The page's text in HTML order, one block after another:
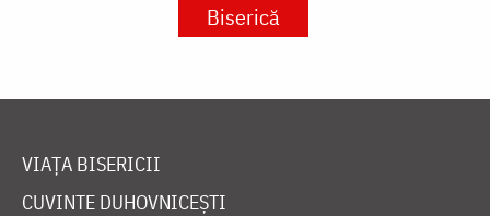
Biserică
VIAȚA BISERICII
CUVINTE DUHOVNICEȘTI